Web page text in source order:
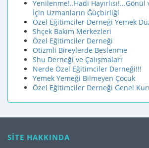
Yenilenme!..Hadi
İçin Uzmanların Ğüçbirliği
Özel Eğitimciler Derneği Yemek
Shçek Bakım Merkezleri
Özel Eğitimciler Derneği
Otizmli Bireylerde Beslenme
Shu Derneği ve Çalışmaları
Nerde Özel Eğitimciler Derneği!!!
Yemek Yemeği Bilmeyen Çocuk
Özel Eğitimciler Derneği Genel
SİTE HAKKINDA